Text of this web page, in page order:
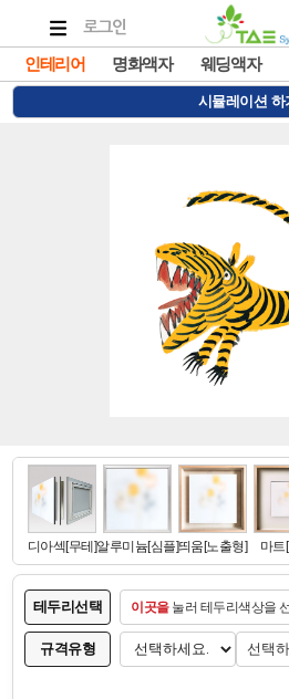
로그인
인테리어 명화액자 웨딩액자
시뮬레이션 하
테두리선택 이곳을눌러 테두리색상을
규격유형 선택